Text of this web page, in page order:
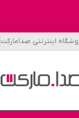
اینترنتی صدامارکت